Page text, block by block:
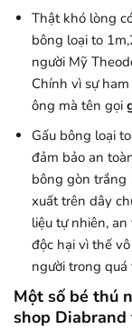
Thật khó lòng
bông loại to
người Mỹ
Chính vì sự
ông mà tên gọi
Gấu bông loại
đảm bảo an
bông gòn trắng
xuất trên dây
liệu tự nhiên,
độc hại vì thế
người trong
Một số bé thú
shop Diabrand